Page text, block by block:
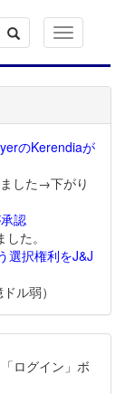
Toggle
navigation
のKerendiaが
した→下がり
認
た。
選択権利をJ&J
ル弱）
ログイン」ボ